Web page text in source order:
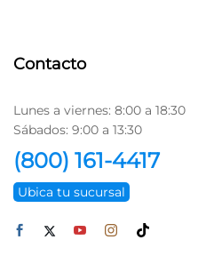
Contacto
Lunes a viernes: 8:00 a 18:30
Sábados: 9:00 a 13:30
(800) 161-4417
Ubica tu sucursal